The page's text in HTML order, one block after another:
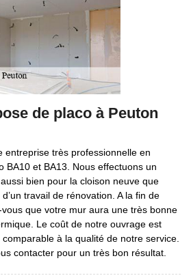
de placo à Peuton
entreprise très professionnelle en
BA10 et BA13. Nous effectuons un
bien pour la cloison neuve que
travail de rénovation. A la fin de
que votre mur aura une très bonne
Le coût de notre ouvrage est
à la qualité de notre service.
contacter pour un très bon résultat.